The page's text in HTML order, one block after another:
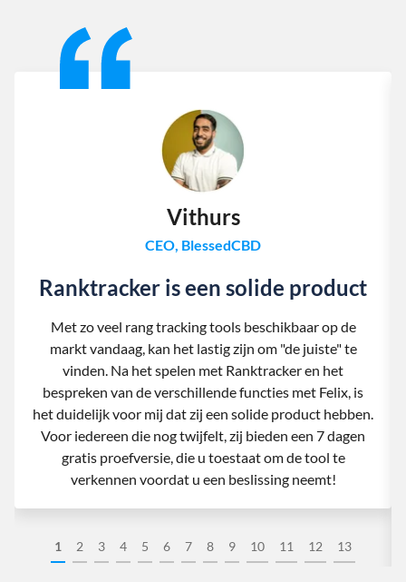
1 2 3 4 5 6 7 8 9 10 11 12 13
Vithurs
CEO, BlessedCBD
Ranktracker is een solide product
Met zo veel rang tracking tools beschikbaar op de
markt vandaag, kan het lastig zijn om "de juiste" te
vinden. Na het spelen met Ranktracker en het
bespreken van de verschillende functies met Felix, is
het duidelijk voor mij dat zij een solide product hebben.
Voor iedereen die nog twijfelt, zij bieden een 7 dagen
gratis proefversie, die u toestaat om de tool te
verkennen voordat u een beslissing neemt!